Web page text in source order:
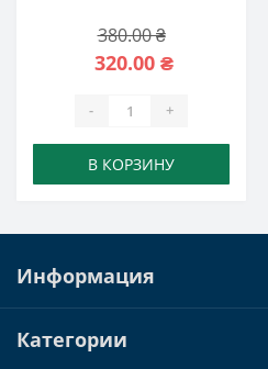
380.00 ₴
320.00 ₴
- +
В КОРЗИНУ
Информация
Категории